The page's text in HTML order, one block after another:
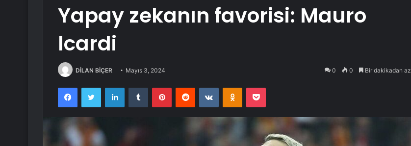
Yapay zekanın favorisi: Mauro
Icardi
DİLAN BİÇER Mayıs 3, 2024 0 0 Bir dakikadan az
FacebookTwitter LinkedInTumblr PinterestReddit VKontakteOdnoklassniki
Pocket